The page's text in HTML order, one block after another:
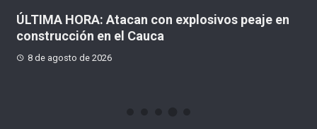
ÚLTIMA HORA: Atacan con explosivos peaje en
construcción en el Cauca
8 de agosto de 2026